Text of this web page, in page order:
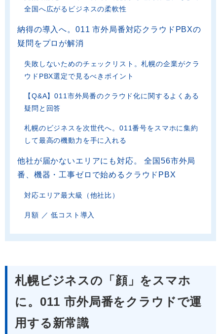
全国へ広がるビジネスの柔軟性
納得の導入へ。011 市外局番対応クラウドPBXの
疑問をプロが解消
失敗しないためのチェックリスト。札幌の企業がクラ
ウドPBX選定で見るべきポイント
【Q&A】011市外局番のクラウド化に関するよくある
疑問と回答
札幌のビジネスを次世代へ。011番号をスマホに集約
して最高の機動力を手に入れる
他社が届かないエリアにも対応。 全国56市外局
番、機器・工事ゼロで始めるクラウドPBX
対応エリア最大級（他社比）
月額 ／ 低コスト導入
札幌ビジネスの「顔」をスマホ
に。011 市外局番をクラウドで運
用する新常識